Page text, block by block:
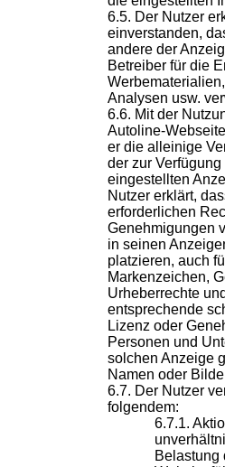
Der Nutzer
einverstanden,
andere der
Betreiber für die
Analysen usw.
Mit der
Autoline-
er die alleinige
der zur
eingestellten
Nutzer erklärt,
erforderlichen
Genehmigungen
in seinen
platzieren, auch
Markenzeichen,
Urheberrechte
entsprechende
Lizenz oder
Personen und
solchen Anzeige
Namen oder
Der Nutzer
folgendem:
Belastung